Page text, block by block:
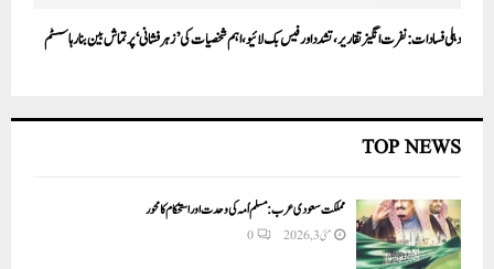
دہلی فسادات: نفرت انگیز تقاریر، تشدد اور فیس بک لائیو، اہم شخصیات کی ’زہر فشانی‘ پر تماش بین بنا رہا سسٹم
TOP NEWS
مملکت سعودی عرب: مسلم اُمہ کی وحدت اور استحکام کا محور
مئی 3, 2026 0